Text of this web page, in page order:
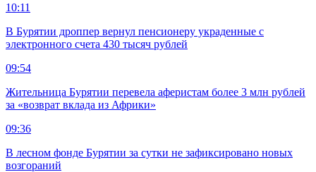
10:11
В Бурятии дроппер вернул пенсионеру украденные с
электронного счета 430 тысяч рублей
09:54
Жительница Бурятии перевела аферистам более 3 млн рублей
за «возврат вклада из Африки»
09:36
В лесном фонде Бурятии за сутки не зафиксировано новых
возгораний